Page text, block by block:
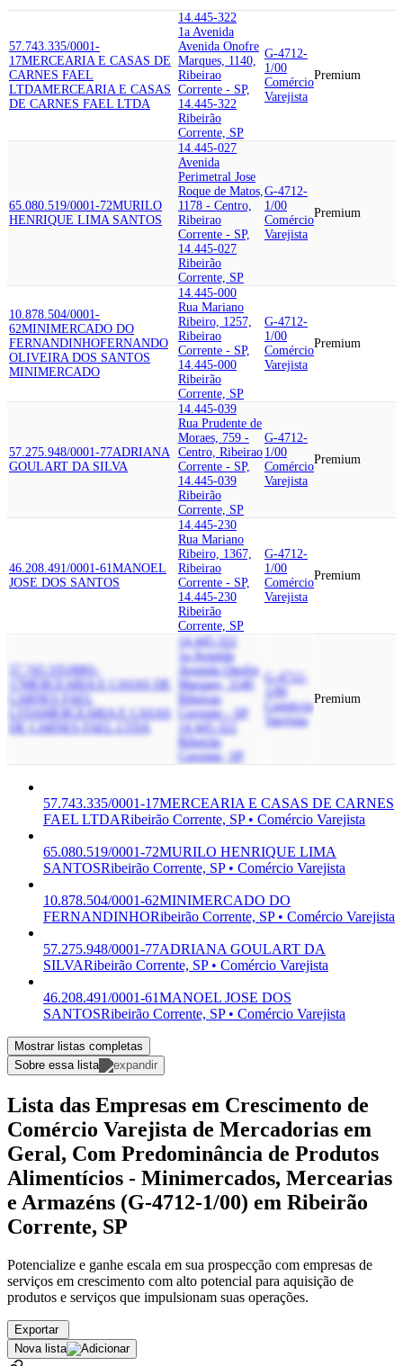
57.743.335/0001-
17MERCEARIA E CASAS DE
CARNES FAEL
LTDAMERCEARIA E CASAS
DE CARNES FAEL LTDA
14.445-322
1a Avenida
Avenida Onofre
Marques, 1140,
Ribeirao
Corrente - SP,
14.445-322
Ribeirão
Corrente, SP
G-4712-
1/00
Comércio
Varejista
Premium
65.080.519/0001-72MURILO
HENRIQUE LIMA SANTOS
14.445-027
Avenida
Perimetral Jose
Roque de Matos,
1178 - Centro,
Ribeirao
Corrente - SP,
14.445-027
Ribeirão
Corrente, SP
G-4712-
1/00
Comércio
Varejista
Premium
10.878.504/0001-
62MINIMERCADO DO
FERNANDINHOFERNANDO
OLIVEIRA DOS SANTOS
MINIMERCADO
14.445-000
Rua Mariano
Ribeiro, 1257,
Ribeirao
Corrente - SP,
14.445-000
Ribeirão
Corrente, SP
G-4712-
1/00
Comércio
Varejista
Premium
57.275.948/0001-77ADRIANA
GOULART DA SILVA
14.445-039
Rua Prudente de
Moraes, 759 -
Centro, Ribeirao
Corrente - SP,
14.445-039
Ribeirão
Corrente, SP
G-4712-
1/00
Comércio
Varejista
Premium
46.208.491/0001-61MANOEL
JOSE DOS SANTOS
14.445-230
Rua Mariano
Ribeiro, 1367,
Ribeirao
Corrente - SP,
14.445-230
Ribeirão
Corrente, SP
G-4712-
1/00
Comércio
Varejista
Premium
57.743.335/0001-
MERCEARIA E CASAS DE
CARNES FAEL
LTDAMERCEARIA E CASAS
DE CARNES FAEL LTDA
14.445-322
1a Avenida
Avenida Onofre
Marques, 1140,
Ribeirao
Corrente - SP,
14.445-322
Ribeirão
Corrente, SP
G-4712-
1/00
Comércio
Varejista
Premium
57.743.335/0001-17MERCEARIA E CASAS DE CARNES
FAEL LTDARibeirão Corrente, SP • Comércio Varejista
65.080.519/0001-72MURILO HENRIQUE LIMA
SANTOSRibeirão Corrente, SP • Comércio Varejista
10.878.504/0001-62MINIMERCADO DO
FERNANDINHORibeirão Corrente, SP • Comércio Varejista
57.275.948/0001-77ADRIANA GOULART DA
SILVARibeirão Corrente, SP • Comércio Varejista
46.208.491/0001-61MANOEL JOSE DOS
SANTOSRibeirão Corrente, SP • Comércio Varejista
Mostrar listas completas
Sobre essa lista
Lista das Empresas em Crescimento de
Comércio Varejista de Mercadorias em
Geral, Com Predominância de Produtos
Alimentícios - Minimercados, Mercearias
e Armazéns (G-4712-1/00) em Ribeirão
Corrente, SP
Potencialize e ganhe escala em sua prospecção com empresas de
serviços em crescimento com alto potencial para aquisição de
produtos e serviços que impulsionam suas operações.
Exportar
Nova lista